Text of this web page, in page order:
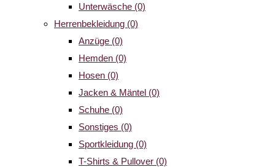
Unterwäsche (0)
Herrenbekleidung (0)
Anzüge (0)
Hemden (0)
Hosen (0)
Jacken & Mäntel (0)
Schuhe (0)
Sonstiges (0)
Sportkleidung (0)
T-Shirts & Pullover (0)